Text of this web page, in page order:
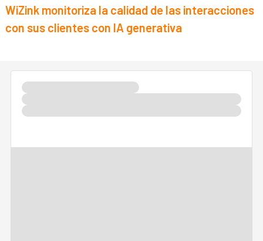
WiZink monitoriza la calidad de las interacciones
con sus clientes con IA generativa